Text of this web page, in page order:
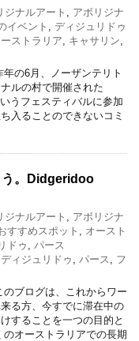
ジナルアート
アボリジナ
イベント
ディジュリドゥ
ストラリア キャサリン
の6月、ノーザンテリト
ルの村で開催された
うフェスティバルに参加
入ることのできないコミ
う。Didgeridoo
ジナルアート
アボリジナ
すすめスポット
オースト
ドゥ
パース
ディジュリドゥ パース
フ
ブログは、これからワー
る方、今すでに滞在中の
することを一つの目的と
オーストラリアでの長期